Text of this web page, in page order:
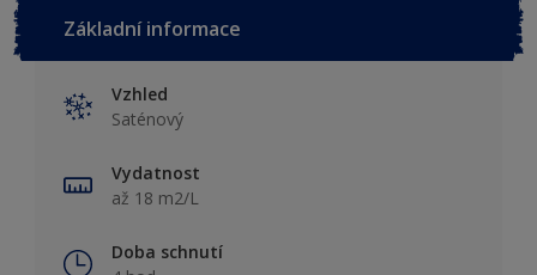
Základní informace
Vzhled
Saténový
Vydatnost
až 18 m2/L
Doba schnutí